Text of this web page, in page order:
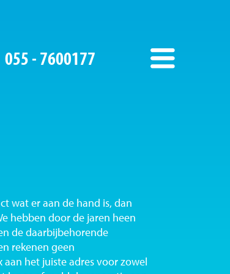
055 - 7600177
wat er aan de hand is, dan
hebben door de jaren heen
de daarbijbehorende
rekenen geen
het juiste adres voor zowel